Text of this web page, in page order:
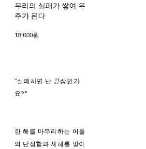
우리의 실패가 쌓여 우
주가 된다
18,000원
“실패하면 난 끝장인가
요?”
한 해를 마무리하는 이들
의 단정함과 새해를 맞이